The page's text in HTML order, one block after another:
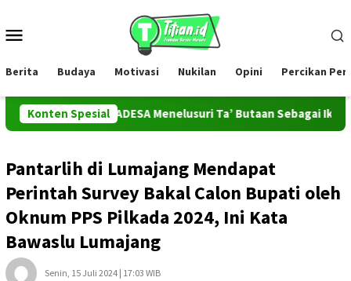
konten
Berita Budaya Motivasi Nukilan Opini Percikan
Konten Spesial
Tim PROMAHADESA Menelusuri Ta’ Butaan Sebagai Ikon
Pantarlih di Lumajang Mendapat
Perintah Survey Bakal Calon Bupati oleh
Oknum PPS Pilkada 2024, Ini Kata
Bawaslu Lumajang
Senin, 15 Juli 2024 | 17:03 WIB